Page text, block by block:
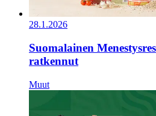
28.1.2026
Suomalainen
ratkennut
Muut